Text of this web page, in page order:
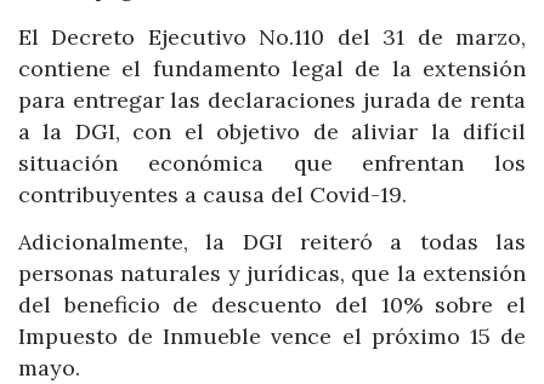
El Decreto Ejecutivo No.110 del 31 de marzo,
contiene el fundamento legal de la extensión
para entregar las declaraciones jurada de renta
a la DGI, con el objetivo de aliviar la difícil
situación económica que enfrentan los
contribuyentes a causa del Covid-19.
Adicionalmente, la DGI reiteró a todas las
personas naturales y jurídicas, que la extensión
del beneficio de descuento del 10% sobre el
Impuesto de Inmueble vence el próximo 15 de
mayo.